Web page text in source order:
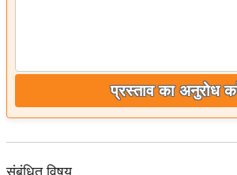
प्रस्ताव का अनुरोध
संबंधित विषय